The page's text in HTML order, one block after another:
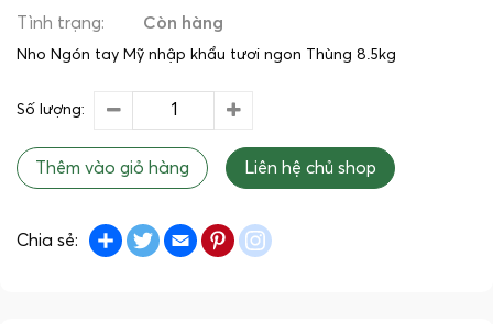
Tình trạng:
Còn hàng
Nho Ngón tay Mỹ nhập khẩu tươi ngon Thùng 8.5kg
Số lượng:
Thêm vào giỏ hàng Liên hệ chủ shop
Chia sẻ: Share TwitterEmail Pinterest